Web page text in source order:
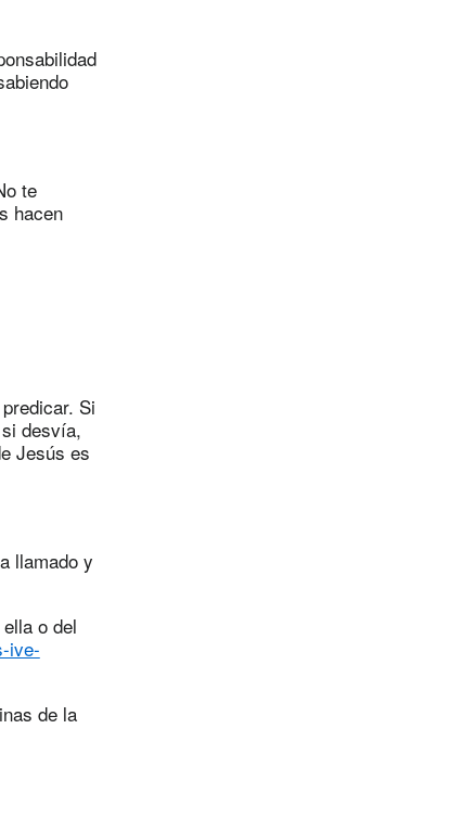
te
hacen
Si
desvía,
Jesús es
llamado y
o del
ive-
de la